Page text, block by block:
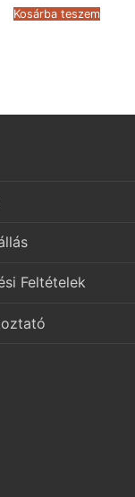
111.189 Ft.
Kosárba teszem
Feltételek